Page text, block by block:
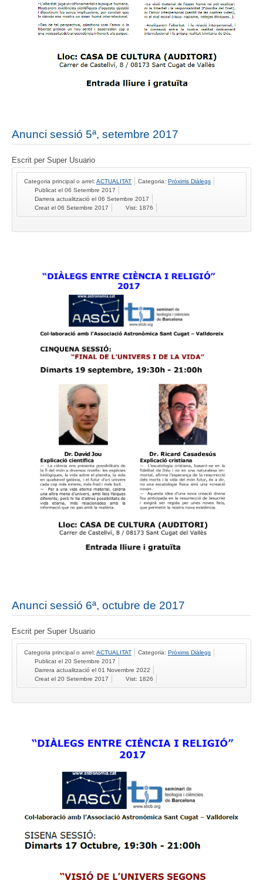
Anunci sessió 5ª, setembre 2017
Escrit per Super Usuario
Categoria principal o arrel: ACTUALITAT Categoria: Pròxims Diàlegs
Publicat el 06 Setembre 2017
Darrera actualització el 06 Setembre 2017
Creat el 06 Setembre 2017
Vist: 1876
Anunci sessió 6ª, octubre de 2017
Escrit per Super Usuario
Categoria principal o arrel: ACTUALITAT Categoria: Pròxims Diàlegs
Publicat el 20 Setembre 2017
Darrera actualització el 01 Novembre 2022
Creat el 20 Setembre 2017
Vist: 1826